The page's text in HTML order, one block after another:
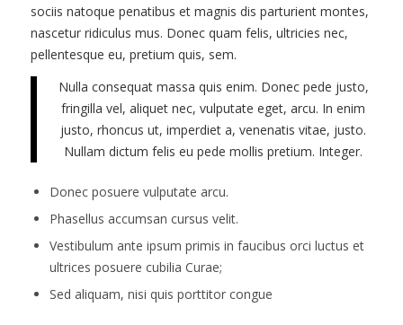
sociis natoque penatibus et magnis dis parturient montes,
nascetur ridiculus mus. Donec quam felis, ultricies nec,
pellentesque eu, pretium quis, sem.
Nulla consequat massa quis enim. Donec pede justo,
fringilla vel, aliquet nec, vulputate eget, arcu. In enim
justo, rhoncus ut, imperdiet a, venenatis vitae, justo.
Nullam dictum felis eu pede mollis pretium. Integer.
Donec posuere vulputate arcu.
Phasellus accumsan cursus velit.
Vestibulum ante ipsum primis in faucibus orci luctus et
ultrices posuere cubilia Curae;
Sed aliquam, nisi quis porttitor congue